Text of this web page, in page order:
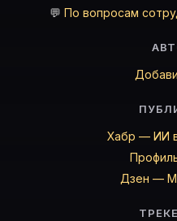
💬 По вопросам
Хабр — ИИ
Дзен —